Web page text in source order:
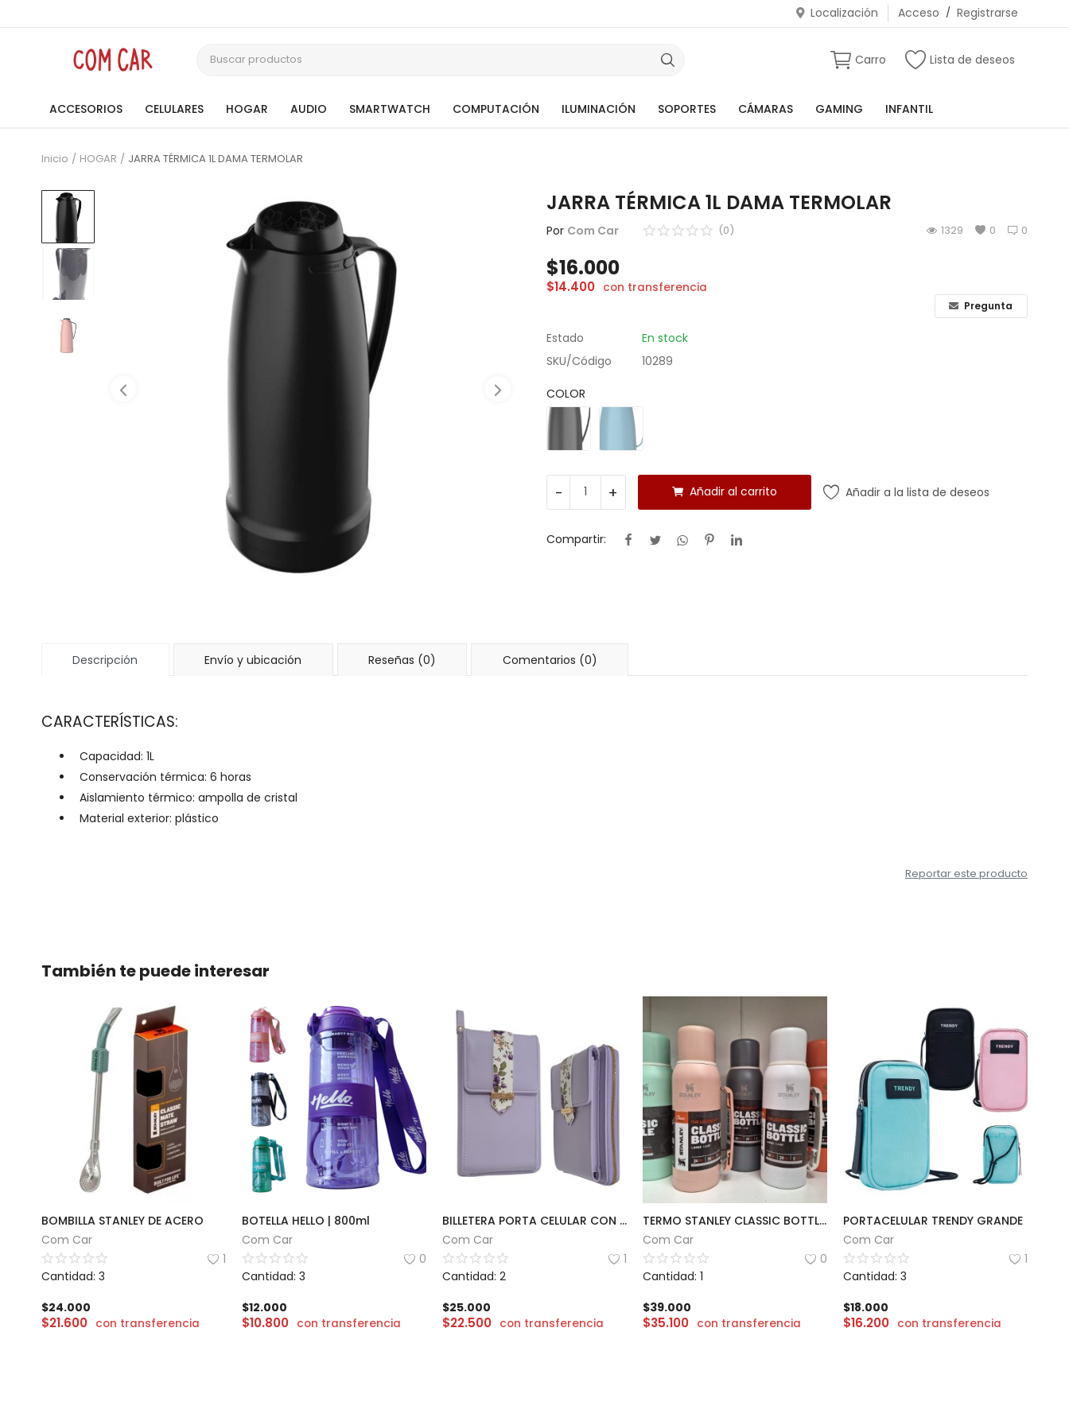
Localización Acceso / Registrarse
Carro Lista de deseos
ACCESORIOS CELULARES HOGAR AUDIO SMARTWATCH COMPUTACIÓN ILUMINACIÓN SOPORTES CÁMARAS GAMING INFANTIL
Inicio HOGAR JARRA TÉRMICA 1L DAMA TERMOLAR
JARRA TÉRMICA 1L DAMA TERMOLAR
Por Com Car 0
(0) 0
1329
$16.000
$14.400 con transferencia
Pregunta
Estado
En stock
SKU/Código
10289
COLOR
- + Añadir al carrito Añadir a la lista de deseos
Compartir:
Descripción Envío y ubicación Reseñas (0) Comentarios (0)
CARACTERÍSTICAS:
Capacidad: 1L
Conservación térmica: 6 horas
Aislamiento térmico: ampolla de cristal
Material exterior: plástico
Reportar este producto
También te puede interesar
BOMBILLA STANLEY DE ACERO
Com Car
1
Cantidad: 3
$24.000
$21.600 con transferencia
BOTELLA HELLO | 800ml
Com Car
0
Cantidad: 3
$12.000
$10.800 con transferencia
BILLETERA PORTA CELULAR CON CORREA
Com Car
1
Cantidad: 2
$25.000
$22.500 con transferencia
TERMO STANLEY CLASSIC BOTTLE 1L
Com Car
0
Cantidad: 1
$39.000
$35.100 con transferencia
PORTACELULAR TRENDY GRANDE
Com Car
1
Cantidad: 3
$18.000
$16.200 con transferencia